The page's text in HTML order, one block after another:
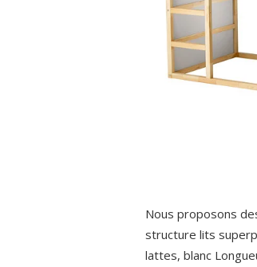
Nous proposons
structure lits
lattes, blanc